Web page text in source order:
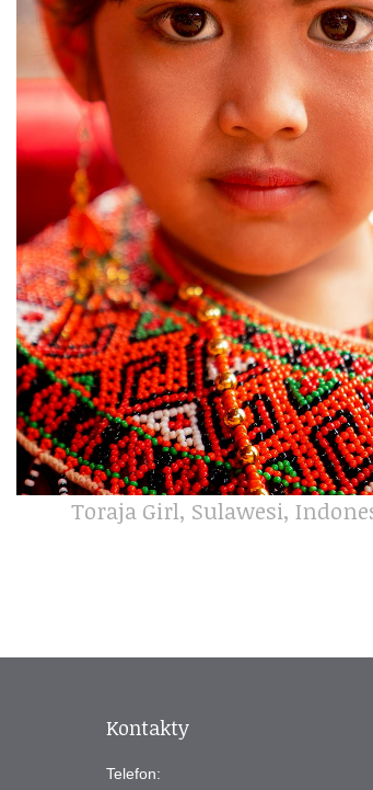
Toraja Girl, Sulawesi,
Kontakty
Telefon: